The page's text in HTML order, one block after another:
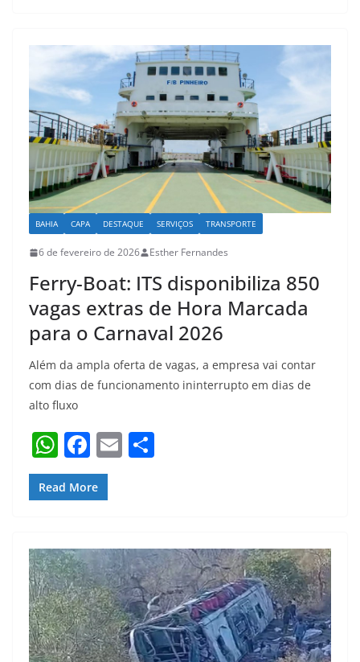
A
p
p
b
o
o
k
BAHIA CAPA DESTAQUE SERVIÇOS TRANSPORTE
6 de fevereiro de 2026 Esther Fernandes
Ferry-Boat: ITS disponibiliza 850
vagas extras de Hora Marcada
para o Carnaval 2026
Além da ampla oferta de vagas, a empresa vai contar
com dias de funcionamento ininterrupto em dias de
alto fluxo
W
h
at
A
p
p
F
a
c
b
o
o
k
E
Read More